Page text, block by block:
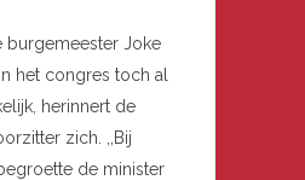
burgemeester Joke
het congres toch al
herinnert de
zich. ,,Bij
de minister